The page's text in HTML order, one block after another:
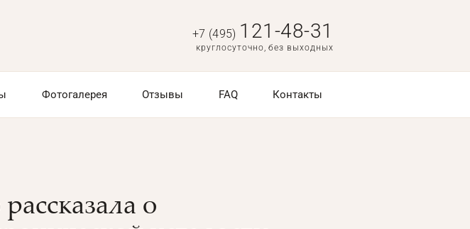
+7 (495) 121-48-31
круглосуточно, без выходных
Фотогалерея Отзывы FAQ Контакты
о